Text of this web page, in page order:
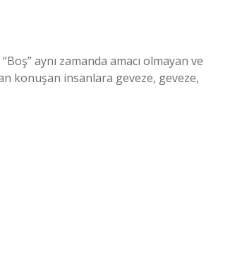
aynı zamanda amacı olmayan ve
konuşan insanlara geveze, geveze,